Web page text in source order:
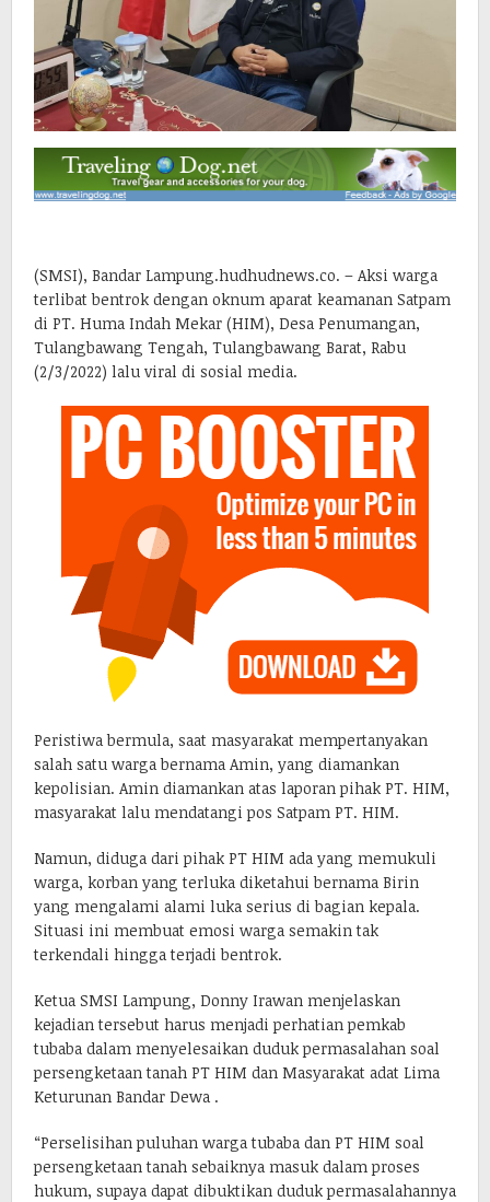
(SMSI), Bandar Lampung.hudhudnews.co. – Aksi warga
terlibat bentrok dengan oknum aparat keamanan Satpam
di PT. Huma Indah Mekar (HIM), Desa Penumangan,
Tulangbawang Tengah, Tulangbawang Barat, Rabu
(2/3/2022) lalu viral di sosial media.
Peristiwa bermula, saat masyarakat mempertanyakan
salah satu warga bernama Amin, yang diamankan
kepolisian. Amin diamankan atas laporan pihak PT. HIM,
masyarakat lalu mendatangi pos Satpam PT. HIM.
Namun, diduga dari pihak PT HIM ada yang memukuli
warga, korban yang terluka diketahui bernama Birin
yang mengalami alami luka serius di bagian kepala.
Situasi ini membuat emosi warga semakin tak
terkendali hingga terjadi bentrok.
Ketua SMSI Lampung, Donny Irawan menjelaskan
kejadian tersebut harus menjadi perhatian pemkab
tubaba dalam menyelesaikan duduk permasalahan soal
persengketaan tanah PT HIM dan Masyarakat adat Lima
Keturunan Bandar Dewa .
“Perselisihan puluhan warga tubaba dan PT HIM soal
persengketaan tanah sebaiknya masuk dalam proses
hukum, supaya dapat dibuktikan duduk permasalahannya